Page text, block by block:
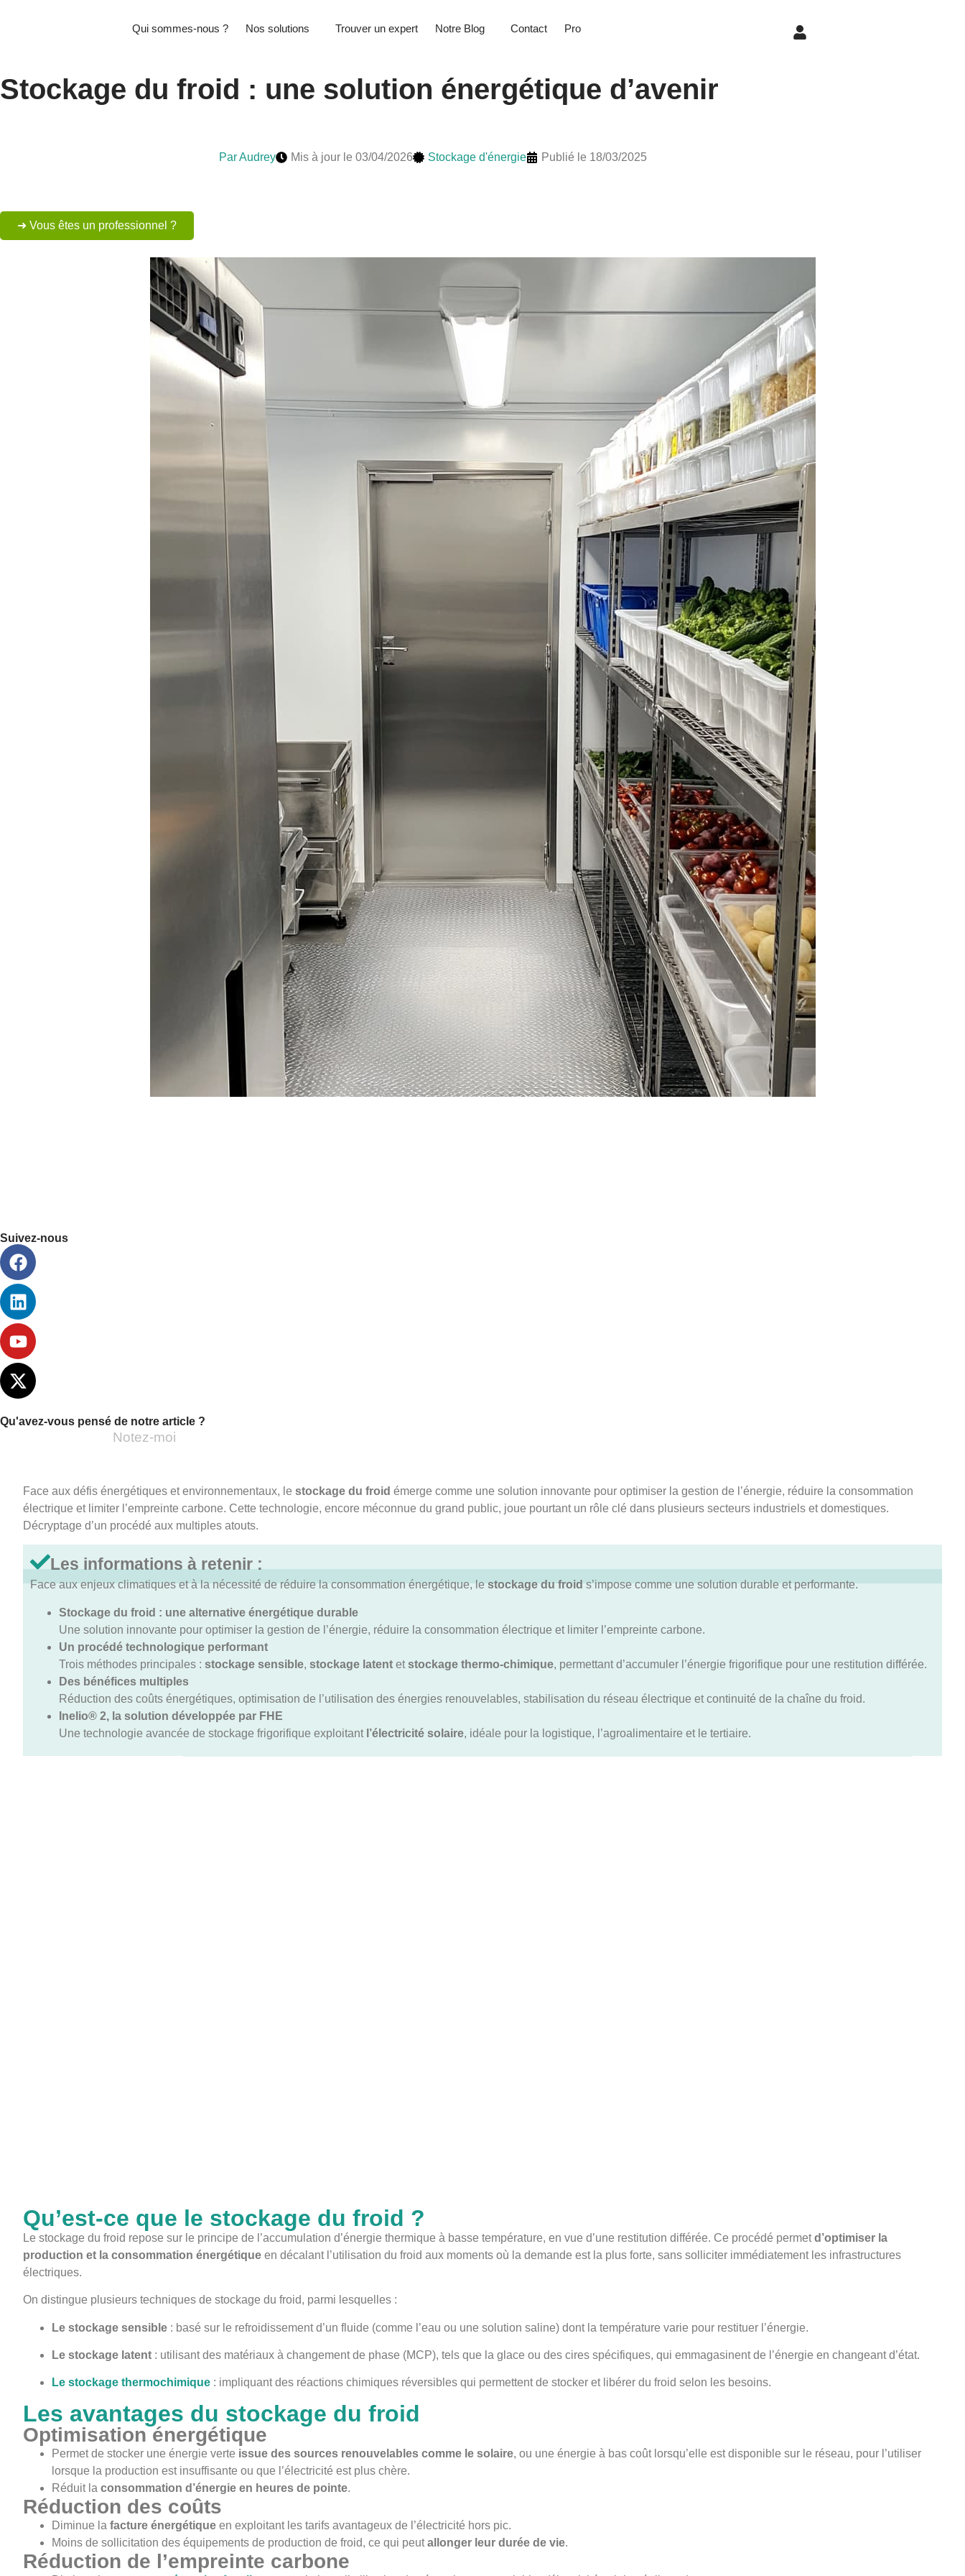
Qui sommes-nous ? Nos solutions Trouver un expert Notre Blog Contact Pro
Stockage du froid : une solution énergétique d’avenir
ParAudrey Mis à jour le 03/04/2026 Stockage d'énergie Publié le 18/03/2025
➜ Vous êtes un professionnel ?
Suivez-nous
Qu'avez-vous pensé de notre article ?
Notez-moi
Face aux défis énergétiques et environnementaux, le stockage du froid émerge comme une solution innovante pour optimiser la gestion de l’énergie, réduire la consommation
électrique et limiter l’empreinte carbone. Cette technologie, encore méconnue du grand public, joue pourtant un rôle clé dans plusieurs secteurs industriels et domestiques.
Décryptage d’un procédé aux multiples atouts.
Les informations à retenir :
Face aux enjeux climatiques et à la nécessité de réduire la consommation énergétique, lestockage du froids’impose comme une solution durable et performante.
Stockage du froid : une alternative énergétique durable
Une solution innovante pour optimiser la gestion de l’énergie, réduire la consommation électrique et limiter l’empreinte carbone.
Un procédé technologique performant
Trois méthodes principales : stockage sensible, stockage latent et stockage thermo-chimique, permettant d’accumuler l’énergie frigorifique pour une restitution différée.
Des bénéfices multiples
Réduction des coûts énergétiques, optimisation de l’utilisation des énergies renouvelables, stabilisation du réseau électrique et continuité de la chaîne du froid.
Inelio® 2, la solution développée par FHE
Une technologie avancée de stockage frigorifique exploitant l’électricité solaire, idéale pour la logistique, l’agroalimentaire et le tertiaire.
Qu’est-ce que le stockage du froid ?
Le stockage du froid repose sur le principe de l’accumulation d’énergie thermique à basse température, en vue d’une restitution différée. Ce procédé permetd’optimiser la
production et la consommation énergétique en décalant l’utilisation du froid aux moments où la demande est la plus forte, sans solliciter immédiatement les infrastructures
électriques.
On distingue plusieurs techniques de stockage du froid, parmi lesquelles :
Le stockage sensible : basé sur le refroidissement d’un fluide (comme l’eau ou une solution saline) dont la température varie pour restituer l’énergie.
Le stockage latent : utilisant des matériaux à changement de phase (MCP), tels que la glace ou des cires spécifiques, qui emmagasinent de l’énergie en changeant d’état.
Le stockage thermochimique : impliquant des réactions chimiques réversibles qui permettent de stocker et libérer du froid selon les besoins.
Les avantages du stockage du froid
Optimisation énergétique
Permet de stocker une énergie verte issue des sources renouvelables comme le solaire, ou une énergie à bas coût lorsqu’elle est disponible sur le réseau, pour l’utiliser
lorsque la production est insuffisante ou que l’électricité est plus chère.
Réduit la consommation d’énergie en heures de pointe.
Réduction des coûts
Diminue la facture énergétique en exploitant les tarifs avantageux de l’électricité hors pic.
Moins de sollicitation des équipements de production de froid, ce qui peutallonger leur durée de vie.
Réduction de l’empreinte carbone